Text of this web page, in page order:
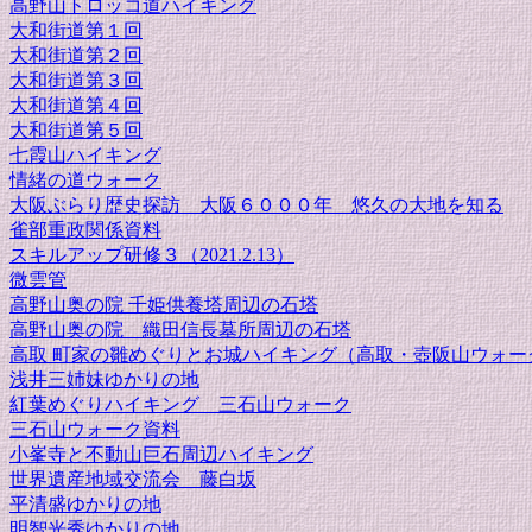
高野山トロッコ道ハイキング
大和街道第１回
大和街道第２回
大和街道第３回
大和街道第４回
大和街道第５回
七霞山ハイキング
情緒の道ウォーク
大阪ぶらり歴史探訪 大阪６０００年 悠久の大地を知る
雀部重政関係資料
スキルアップ研修３（2021.2.13）
微雲管
高野山奥の院 千姫供養塔周辺の石塔
高野山奥の院 織田信長墓所周辺の石塔
高取 町家の雛めぐりとお城ハイキング（高取・壺阪山ウォー
浅井三姉妹ゆかりの地
紅葉めぐりハイキング 三石山ウォーク
三石山ウォーク資料
小峯寺と不動山巨石周辺ハイキング
世界遺産地域交流会 藤白坂
平清盛ゆかりの地